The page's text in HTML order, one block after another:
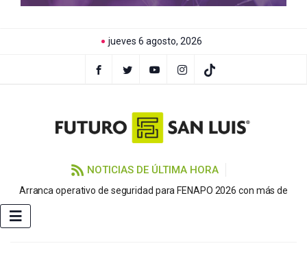
jueves 6 agosto, 2026
NOTICIAS DE ÚLTIMA HORA
Arranca operativo de seguridad para FENAPO 2026 con más de